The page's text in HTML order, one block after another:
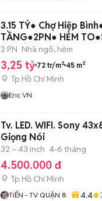
3.15 TỶ● Chợ Hiệp
TẦNG●2PN● HẺM
THOÁNG
2 PN Nhà ngõ, hẻm
3,25 tỷ 72 tr/m² 45 m²
Tp Hồ Chí Minh
Eric VN
Tv. LED. WIFI. Sony 43x8000H. 4k.
Giọng Nói
32 – 43 inch 4-6 tháng
4.500.000 đ
Tp Hồ Chí Minh
TIẾN - TV QUẬN 8 4.4